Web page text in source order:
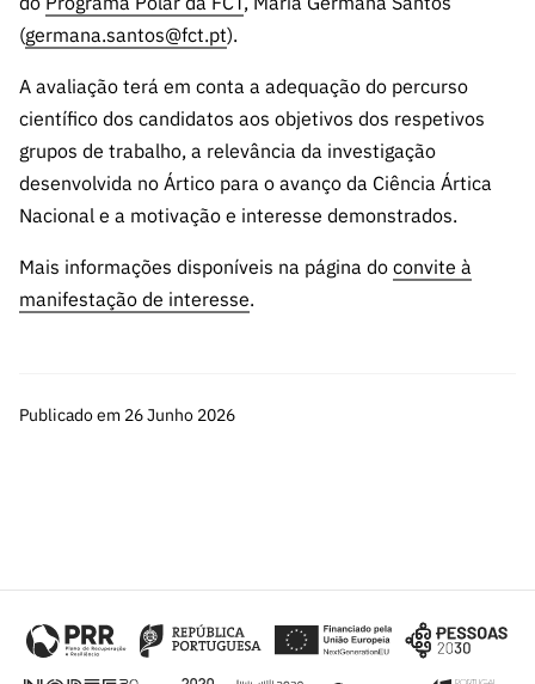
(germana.santos@fct.pt).
A avaliação terá em conta a adequação do percurso
científico dos candidatos aos objetivos dos respetivos
grupos de trabalho, a relevância da investigação
desenvolvida no Ártico para o avanço da Ciência Ártica
Nacional e a motivação e interesse demonstrados.
Mais informações disponíveis na página do convite à
manifestação de interesse.
Publicado em 26 Junho 2026